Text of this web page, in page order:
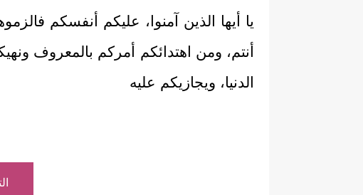
يا أيها الذين آمنوا، عليكم أنفسكم
أنتم، ومن اهتدائكم أمركم بالمعروف
الدنيا، ويجازيكم عليه